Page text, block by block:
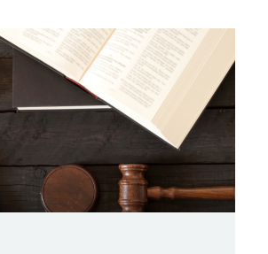
Social. Este cambio no solo
administrativas de alta y